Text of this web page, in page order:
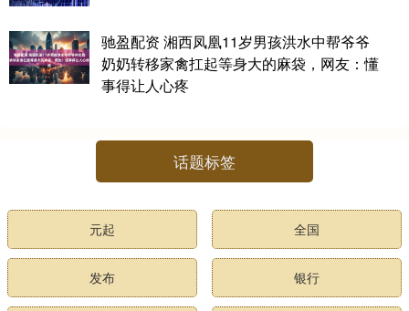
驰盈配资 湘西凤凰11岁男孩洪水中帮爷爷
奶奶转移家禽扛起等身大的麻袋，网友：懂
事得让人心疼
话题标签
元起 全国
发布 银行